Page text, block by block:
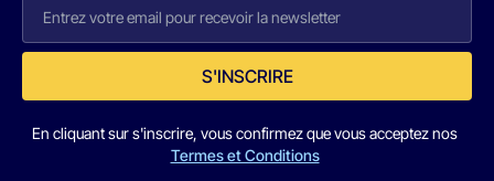
S'INSCRIRE
En cliquant sur s'inscrire, vous confirmez que vous acceptez nos
Termes et Conditions